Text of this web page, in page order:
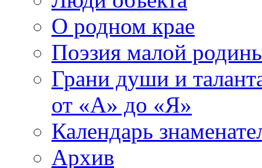
О родном крае
Поэзия малой
Грани души и
от «А» до «Я»
Календарь
Архив